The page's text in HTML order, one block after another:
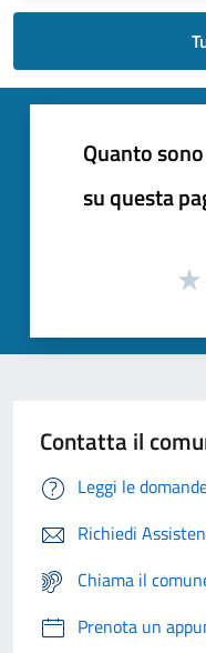
Quanto
su questa
Contatta il
Leggi le
Richiedi
Chiama il
Prenota un